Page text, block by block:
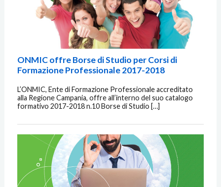
ONMIC offre Borse di Studio per Corsi di
Formazione Professionale 2017-2018
L’ONMIC, Ente di Formazione Professionale accreditato
alla Regione Campania, offre all’interno del suo catalogo
formativo 2017-2018 n.10 Borse di Studio […]